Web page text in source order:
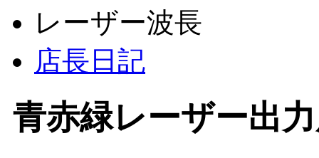
レーザー波長
店長日記
青赤緑レーザー出